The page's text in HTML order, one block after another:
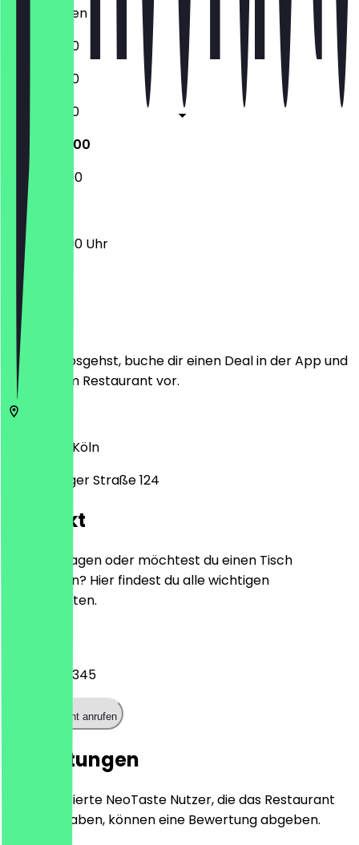
Geschlossen
11:00 - 22:00
11:00 - 22:00
11:00 - 22:00
12:00 - 22:00
12:00 - 22:00
12:00 - 22:00 Uhr
Ort
Bevor du losgehst, buche dir einen Deal in der App und
zeige ihn im Restaurant vor.
Köln
Luxemburger Straße 124
Kontakt
Hast du Fragen oder möchtest du einen Tisch
reservieren? Hier findest du alle wichtigen
Kontaktdaten.
022194386345
Restaurant anrufen
Bewertungen
Nur registrierte NeoTaste Nutzer, die das Restaurant
besucht haben, können eine Bewertung abgeben.